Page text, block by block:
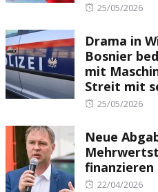
Posted
25/05/2026
Drama in
Bosnier
mit
Streit mit
Posted
25/05/2026
Neue
finanzieren
Posted
22/04/2026